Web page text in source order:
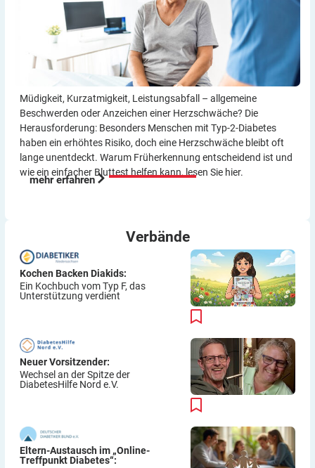
Müdigkeit, Kurzatmigkeit, Leistungsabfall – allgemeine
Beschwerden oder Anzeichen einer Herzschwäche? Die
Herausforderung: Besonders Menschen mit Typ-2-Diabetes
haben ein erhöhtes Risiko, doch eine Herzschwäche bleibt oft
lange unentdeckt. Warum Früherkennung entscheidend ist und
wie ein einfacher Bluttest helfen kann, lesen Sie hier.
mehr erfahren
Verbände
Kochen Backen Diakids:
Ein Kochbuch vom Typ F, das
Unterstützung verdient
Neuer Vorsitzender:
Wechsel an der Spitze der
DiabetesHilfe Nord e.V.
Eltern-Austausch im „Online-
Treffpunkt Diabetes“: